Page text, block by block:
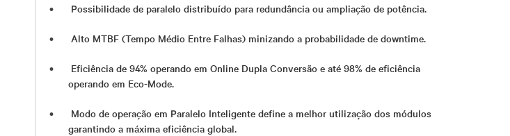
Possibilidade de paralelo distribuído para redundância ou ampliação de potência.
Alto MTBF (Tempo Médio Entre Falhas) minizando a probabilidade de downtime.
Eficiência de 94% operando em Online Dupla Conversão e até 98% de eficiência
operando em Eco-Mode.
Modo de operação em Paralelo Inteligente define a melhor utilização dos módulos
garantindo a máxima eficiência global.